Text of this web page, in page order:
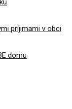
príjimami v obci
domu